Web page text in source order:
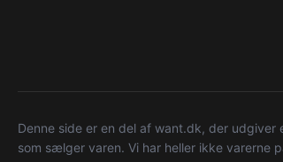
Denne side er en del af want.dk, der
som sælger varen. Vi har heller ikke varerne